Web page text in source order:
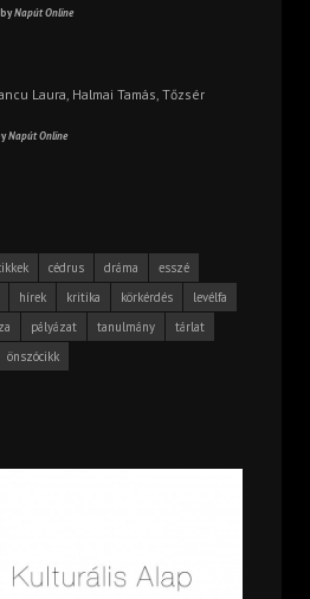
Napút Online
Laura, Halmai Tamás, Tőzsér
Napút Online
cédrus dráma
esszé
hírek kritika körkérdés
levélfa
pályázat tanulmány
tárlat
önszócikk